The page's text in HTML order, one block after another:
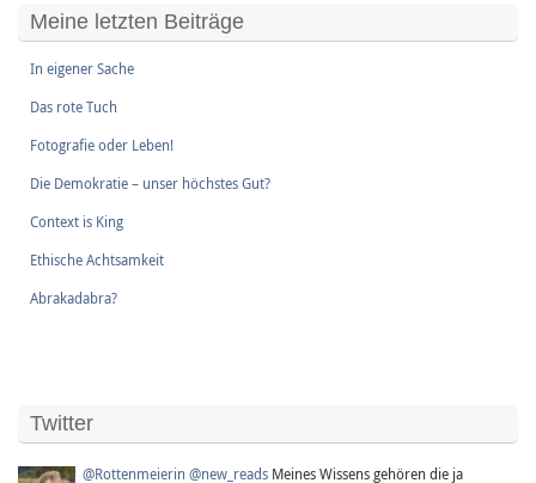
Meine letzten Beiträge
In eigener Sache
Das rote Tuch
Fotografie oder Leben!
Die Demokratie – unser höchstes Gut?
Context is King
Ethische Achtsamkeit
Abrakadabra?
Twitter
@Rottenmeierin @new_reads Meines Wissens gehören die ja